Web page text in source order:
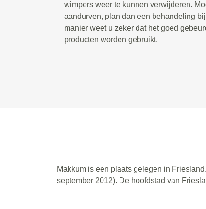
wimpers weer te kunnen verwijderen.
aandurven, plan dan een behandeling
manier weet u zeker dat het goed
producten worden gebruikt.
Makkum is een plaats gelegen in
september 2012). De hoofdstad van